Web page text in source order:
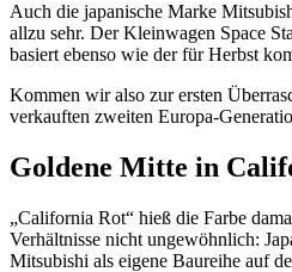
Auch die japanische Marke
allzu sehr. Der Kleinwagen Space
basiert ebenso wie der für Herbst
Kommen wir also zur ersten
verkauften zweiten Europa-
Goldene Mitte in
„California Rot“ hieß die Farbe
Verhältnisse nicht ungewöhnlich:
Mitsubishi als eigene Baureihe auf